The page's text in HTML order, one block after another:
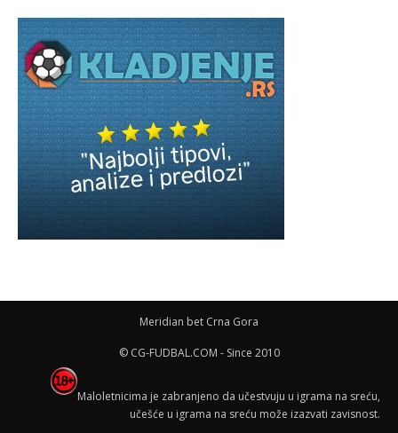
Meridian bet Crna Gora
© CG-FUDBAL.COM - Since 2010
Maloletnicima je zabranjeno da učestvuju u igrama na sreću,
učešće u igrama na sreću može izazvati zavisnost.